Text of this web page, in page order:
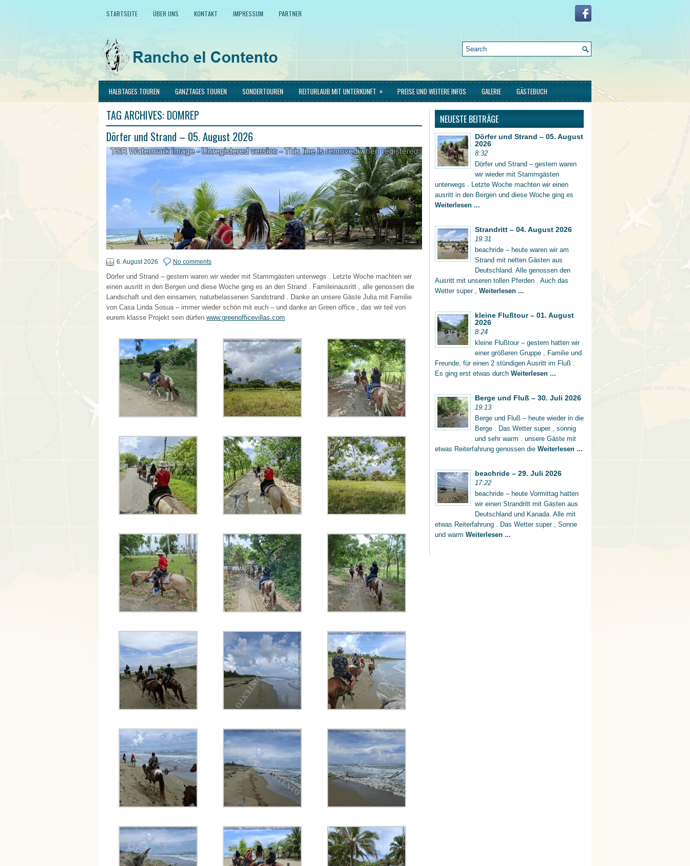
STARTSEITE ÜBER UNS KONTAKT IMPRESSUM PARTNER
HALBTAGES TOUREN GANZTAGES TOUREN SONDERTOUREN REITURLAUB MIT UNTERKUNFT » PREISE UND WEITERE INFOS GALERIE GÄSTEBUCH
TAG ARCHIVES: DOMREP
Dörfer und Strand – 05. August 2026
6. August 2026 No comments
Dörfer und Strand – gestern waren wir wieder mit Stammgästen unterwegs . Letzte Woche machten wir
einen ausritt in den Bergen und diese Woche ging es an den Strand . Famileinausritt , alle genossen die
Landschaft und den einsamen, naturbelassenen Sandstrand . Danke an unsere Gäste Julia mit Familie
von Casa Linda Sosua – immer wieder schön mit euch – und danke an Green office , das wir teil von
eurem klasse Projekt sein dürfen www.greenofficevillas.com
NEUESTE BEITRÄGE
Dörfer und Strand – 05. August
2026
8:32
Dörfer und Strand – gestern waren
wir wieder mit Stammgästen
unterwegs . Letzte Woche machten wir einen
ausritt in den Bergen und diese Woche ging es
Weiterlesen ...
Strandritt – 04. August 2026
19:31
beachride – heute waren wir am
Strand mit netten Gästen aus
Deutschland. Alle genossen den
Ausritt mit unseren tollen Pferden . Auch das
Wetter super , Weiterlesen ...
kleine Flußtour – 01. August
2026
8:24
kleine Flußtour – gestern hatten wir
einer größeren Gruppe , Familie und
Freunde, für einen 2 stündigen Ausritt im Fluß .
Es ging erst etwas durch Weiterlesen ...
Berge und Fluß – 30. Juli 2026
19:13
Berge und Fluß – heute wieder in die
Berge . Das Wetter super , sonnig
und sehr warm . unsere Gäste mit
etwas Reiterfahrung genossen die Weiterlesen ...
beachride – 29. Juli 2026
17:22
beachride – heute Vormittag hatten
wir einen Strandritt mit Gästen aus
Deutschland und Kanada. Alle mit
etwas Reiterfahrung . Das Wetter super , Sonne
und warm Weiterlesen ...